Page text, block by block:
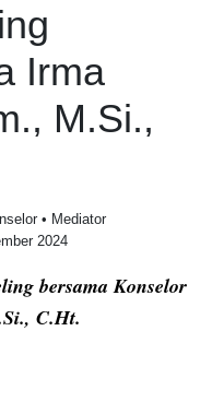
Irma
M.Si.,
• Mediator
2024
bersama Konselor
C.Ht.